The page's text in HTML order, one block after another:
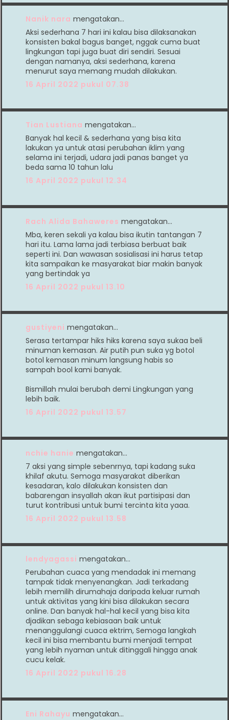
Nanik nara mengatakan…
Aksi sederhana 7 hari ini kalau bisa dilaksanakan
konsisten bakal bagus banget, nggak cuma buat
lingkungan tapi juga buat diri sendiri. Sesuai
dengan namanya, aksi sederhana, karena
menurut saya memang mudah dilakukan.
16 April 2022 pukul 07.38
Tian Lustiana mengatakan…
Banyak hal kecil & sederhana yang bisa kita
lakukan ya untuk atasi perubahan iklim yang
selama ini terjadi, udara jadi panas banget ya
beda sama 10 tahun lalu
16 April 2022 pukul 12.34
Rach Alida Bahaweres mengatakan…
Mba, keren sekali ya kalau bisa ikutin tantangan 7
hari itu. Lama lama jadi terbiasa berbuat baik
seperti ini. Dan wawasan sosialisasi ini harus tetap
kita sampaikan ke masyarakat biar makin banyak
yang bertindak ya
16 April 2022 pukul 13.10
gustiyeni mengatakan…
Serasa tertampar hiks hiks karena saya sukaa beli
minuman kemasan. Air putih pun suka yg botol
botol kemasan minum langsung habis so
sampah bool kami banyak.
Bismillah mulai berubah demi Lingkungan yang
lebih baik.
16 April 2022 pukul 13.57
nchie hanie mengatakan…
7 aksi yang simple sebenrnya, tapi kadang suka
khilaf akutu. Semoga masyarakat diberikan
kesadaran, kalo dilakukan konsisten dan
babarengan insyallah akan ikut partisipasi dan
turut kontribusi untuk bumi tercinta kita yaaa.
16 April 2022 pukul 13.58
lendyagassi mengatakan…
Perubahan cuaca yang mendadak ini memang
tampak tidak menyenangkan. Jadi terkadang
lebih memilih dirumahaja daripada keluar rumah
untuk aktivitas yang kini bisa dilakukan secara
online. Dan banyak hal-hal kecil yang bisa kita
djadikan sebaga kebiasaan baik untuk
menanggulangi cuaca ektrim, Semoga langkah
kecil ini bisa membantu bumi menjadi tempat
yang lebih nyaman untuk ditinggali hingga anak
cucu kelak.
16 April 2022 pukul 16.28
Eni Rahayu mengatakan…